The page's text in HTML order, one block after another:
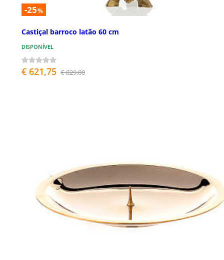
-25%
Castiçal barroco latão 60 cm
DISPONÍVEL
€ 621,75 € 829,00